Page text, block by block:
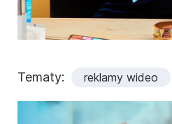
Tematy: reklamy wideo